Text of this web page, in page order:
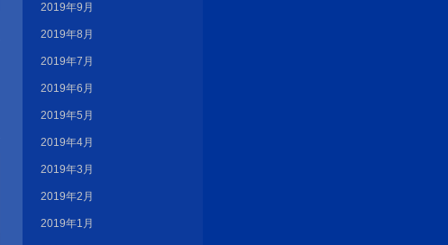
2019年9月
2019年8月
2019年7月
2019年6月
2019年5月
2019年4月
2019年3月
2019年2月
2019年1月